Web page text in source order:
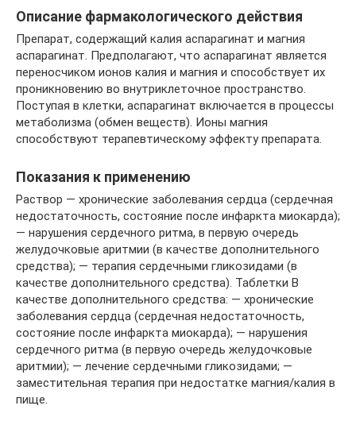
Описание фармакологического действия
Препарат, содержащий калия аспарагинат и магния
аспарагинат. Предполагают, что аспарагинат является
переносчиком ионов калия и магния и способствует их
проникновению во внутриклеточное пространство.
Поступая в клетки, аспарагинат включается в процессы
метаболизма (обмен веществ). Ионы магния
способствуют терапевтическому эффекту препарата.
Показания к применению
Раствор — хронические заболевания сердца (сердечная
недостаточность, состояние после инфаркта миокарда);
— нарушения сердечного ритма, в первую очередь
желудочковые аритмии (в качестве дополнительного
средства); — терапия сердечными гликозидами (в
качестве дополнительного средства). Таблетки В
качестве дополнительного средства: — хронические
заболевания сердца (сердечная недостаточность,
состояние после инфаркта миокарда); — нарушения
сердечного ритма (в первую очередь желудочковые
аритмии); — лечение сердечными гликозидами; —
заместительная терапия при недостатке магния/калия в
пище.